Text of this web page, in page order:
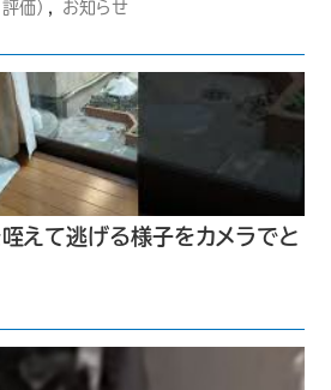
価） ,
お知らせ
えて逃げる様子をカメラでと